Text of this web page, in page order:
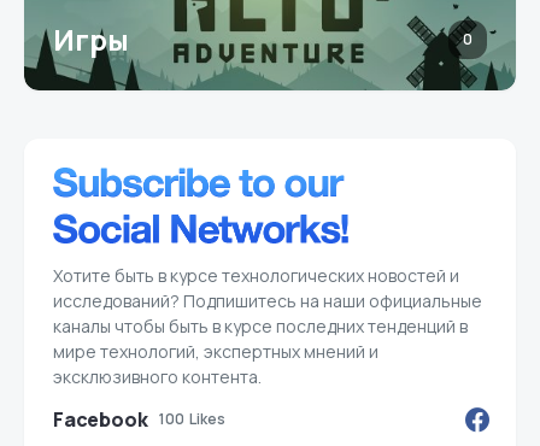
Игры 0
Хотите быть в курсе технологических новостей и
исследований? Подпишитесь на наши официальные
каналы чтобы быть в курсе последних тенденций в
мире технологий, экспертных мнений и
эксклюзивного контента.
Facebook 100 Likes